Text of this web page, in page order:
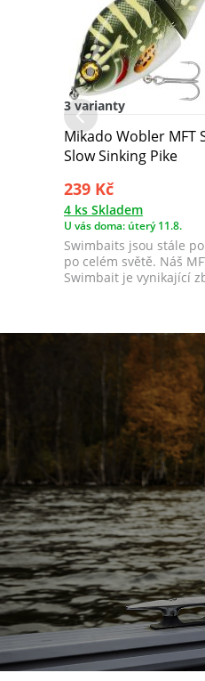
3 varianty
Mikado Wobler MFT
Slow Sinking Pike
239 Kč
4 ks Skladem
U vás doma: úterý 11.8.
Swimbaits jsou stále
po celém světě. Náš
Swimbait je vynikající